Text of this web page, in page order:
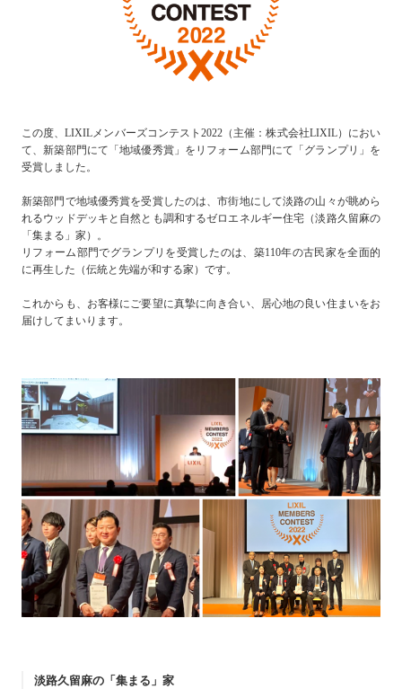
この度、LIXILメンバーズコンテスト2022（主催：株式会社LIXIL）におい
て、新築部門にて「地域優秀賞」をリフォーム部門にて「グランプリ」を
受賞しました。
新築部門で地域優秀賞を受賞したのは、市街地にして淡路の山々が眺めら
れるウッドデッキと自然とも調和するゼロエネルギー住宅（淡路久留麻の
「集まる」家）。
リフォーム部門でグランプリを受賞したのは、築110年の古民家を全面的
に再生した（伝統と先端が和する家）です。
これからも、お客様にご要望に真摯に向き合い、居心地の良い住まいをお
届けしてまいります。
淡路久留麻の「集まる」家